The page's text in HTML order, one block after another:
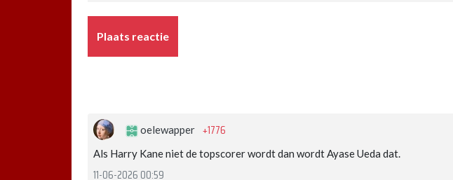
Plaats reactie
oelewapper +1776
Als Harry Kane niet de topscorer wordt dan wordt Ayase Ueda dat.
11-06-2026 00:59